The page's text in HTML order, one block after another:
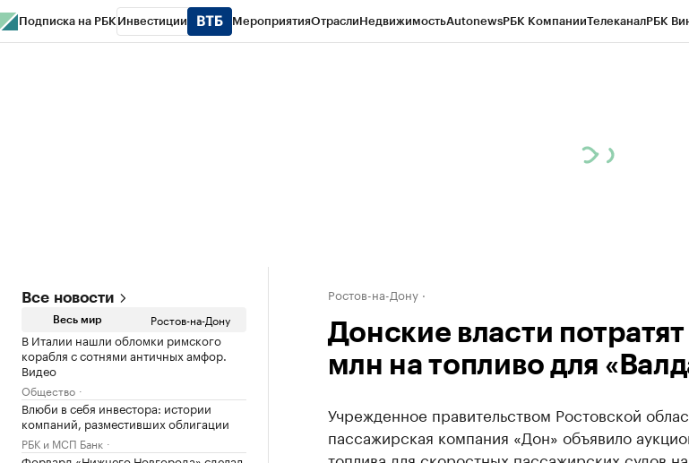
Подписка на РБК Инвестиции МероприятияОтраслиНедвижимостьAutonewsРБК КомпанииТелеканалРБК
Все новости
Весь мир Ростов-на-Дону
В Италии нашли обломки римского
корабля с сотнями античных амфор.
Видео
Общество
Влюби в себя инвестора: истории
компаний, разместивших облигации
РБК и МСП Банк
Ростов-на-Дону
Донские власти
млн на топливо для
Учрежденное правительством Ростовской
пассажирская компания «Дон» объявило